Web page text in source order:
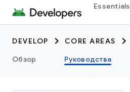
Essentials
DEVELOP CORE AREAS
Обзор
Руководства